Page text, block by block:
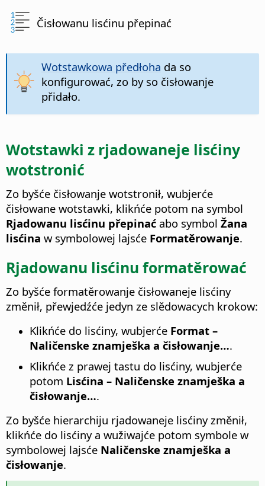
Čisłowanu lisćinu přepinać
Wotstawkowa předłoha da so
konfigurować, zo by so čisłowanje
přidało.
Wotstawki z rjadowaneje lisćiny
wotstronić
Zo byšće čisłowanje wotstronił, wubjerće
čisłowane wotstawki, klikńće potom na symbol
Rjadowanu lisćinu přepinać abo symbol Žana
lisćina w symbolowej lajsće Formatěrowanje.
Rjadowanu lisćinu formatěrować
Zo byšće formatěrowanje čisłowaneje lisćiny
změnił, přewjedźće jedyn ze slědowacych krokow:
Klikńće do lisćiny, wubjerće Format –
Naličenske znamješka a čisłowanje….
Klikńće z prawej tastu do lisćiny, wubjerće
potom Lisćina – Naličenske znamješka a
čisłowanje….
Zo byšće hierarchiju rjadowaneje lisćiny změnił,
klikńće do lisćiny a wužiwajće potom symbole w
symbolowej lajsće Naličenske znamješka a
čisłowanje.